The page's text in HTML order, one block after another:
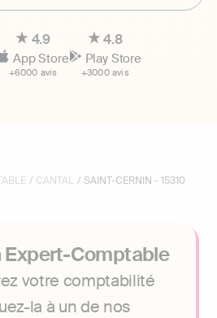
4.9
App Store
+6000 avis
4.8
Play Store
+3000 avis
/ CANTAL / SAINT-CERNIN - 15310
Expert-Comptable
votre comptabilité
la à un de nos